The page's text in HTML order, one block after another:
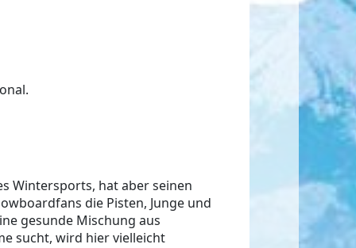
Wintersports, hat aber seinen
die Pisten, Junge und
gesunde Mischung aus
sucht, wird hier vielleicht